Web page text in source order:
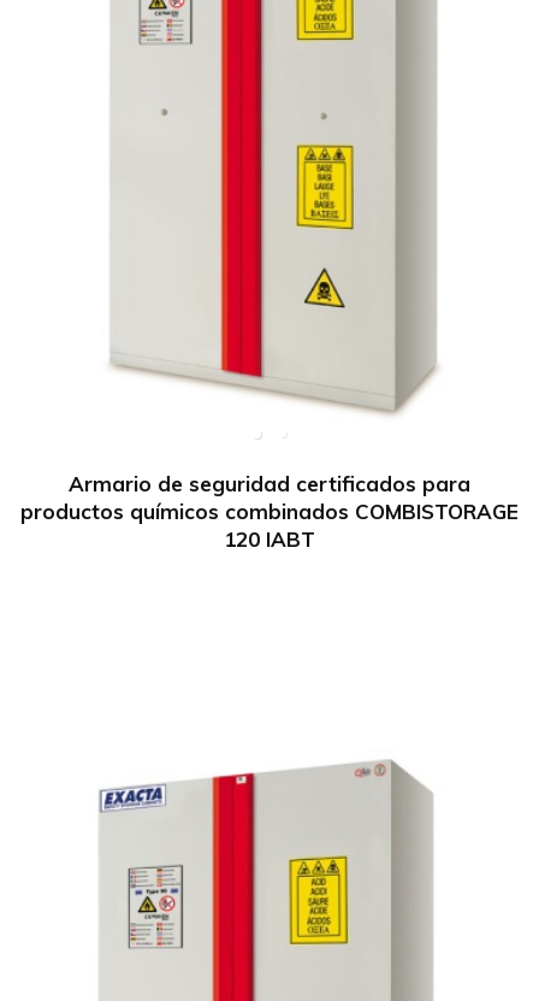
Armario de seguridad certificados para
productos químicos combinados COMBISTORAGE
120 IABT